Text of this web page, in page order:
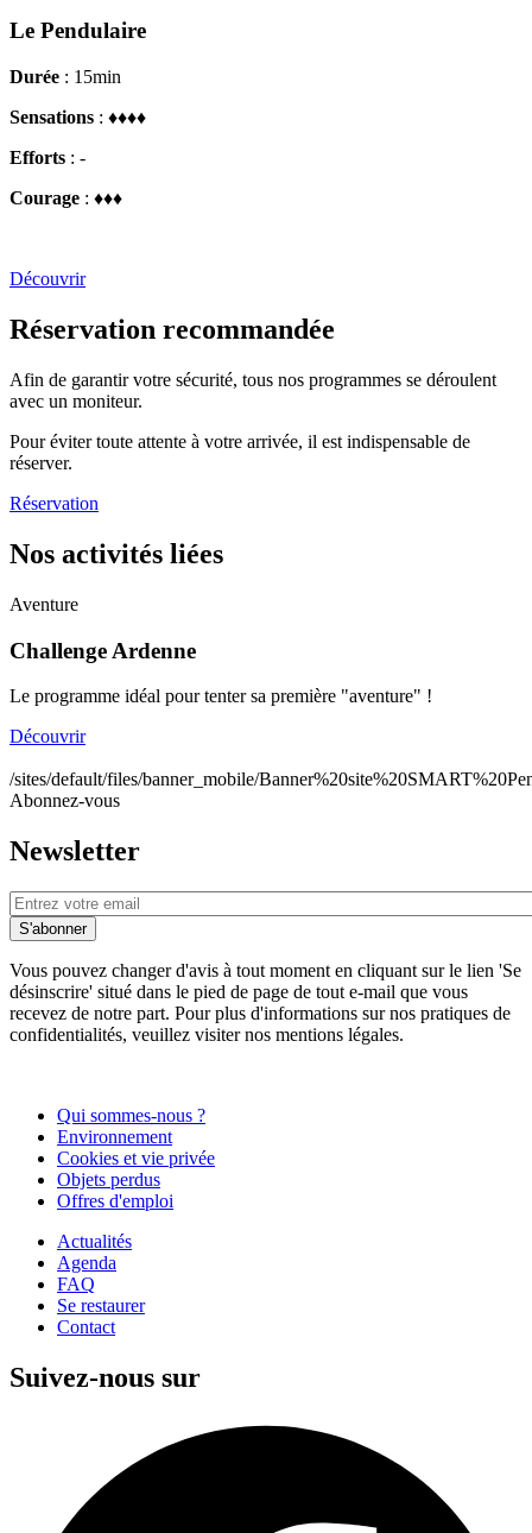
Le Pendulaire
Durée : 15min
Sensations : ♦♦♦♦
Efforts : -
Courage : ♦♦♦
Découvrir
Réservation recommandée
Afin de garantir votre sécurité, tous nos programmes se déroulent
avec un moniteur.
Pour éviter toute attente à votre arrivée, il est indispensable de
réserver.
Réservation
Nos activités liées
Aventure
Challenge Ardenne
Le programme idéal pour tenter sa première "aventure" !
Découvrir
/sites/default/files/banner_mobile/
Abonnez-vous
Newsletter
E-
mail
Vous pouvez changer d'avis à tout moment en cliquant sur le lien 'Se
désinscrire' situé dans le pied de page de tout e-mail que vous
recevez de notre part. Pour plus d'informations sur nos pratiques de
confidentialités, veuillez visiter nos mentions légales.
Qui sommes-nous ?
Environnement
Cookies et vie privée
Objets perdus
Offres d'emploi
Actualités
Agenda
FAQ
Se restaurer
Contact
Suivez-nous sur